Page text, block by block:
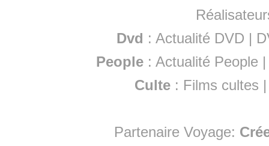
Dvd : Actualité DVD |
People :Actualité People
Culte : Films cultes
Partenaire Voyage: